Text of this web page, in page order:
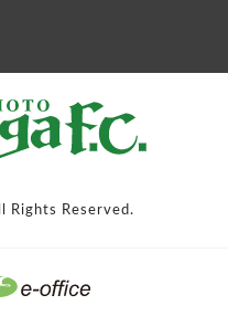
Rights Reserved.